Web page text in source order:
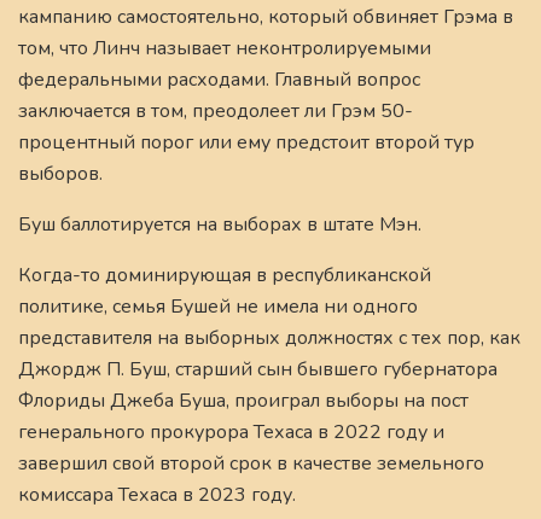
кампанию самостоятельно, который обвиняет Грэма в
том, что Линч называет неконтролируемыми
федеральными расходами. Главный вопрос
заключается в том, преодолеет ли Грэм 50-
процентный порог или ему предстоит второй тур
выборов.
Буш баллотируется на выборах в штате Мэн.
Когда-то доминирующая в республиканской
политике, семья Бушей не имела ни одного
представителя на выборных должностях с тех пор, как
Джордж П. Буш, старший сын бывшего губернатора
Флориды Джеба Буша, проиграл выборы на пост
генерального прокурора Техаса в 2022 году и
завершил свой второй срок в качестве земельного
комиссара Техаса в 2023 году.